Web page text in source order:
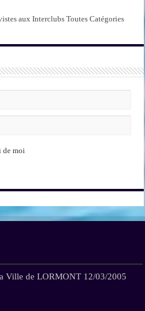
aux Interclubs Toutes Catégories
de moi
Ville de LORMONT 12/03/2005